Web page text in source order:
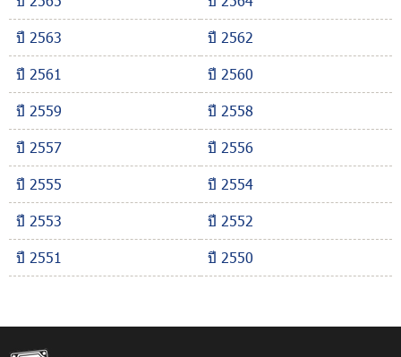
ปี 2563
ปี 2562
ปี 2561
ปี 2560
ปี 2559
ปี 2558
ปี 2557
ปี 2556
ปี 2555
ปี 2554
ปี 2553
ปี 2552
ปี 2551
ปี 2550